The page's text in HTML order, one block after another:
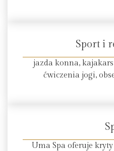
Sport i
jazda konna,
ćwiczenia jogi,
Uma Spa oferuje